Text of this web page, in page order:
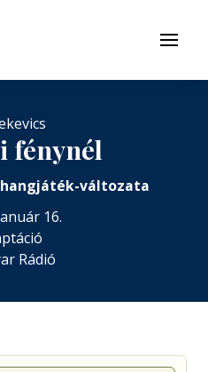
Menü
fénynél
változata
16.
Rádió